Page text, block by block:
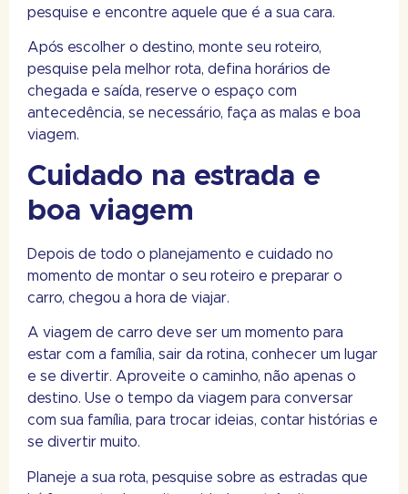
pesquise e encontre aquele que é a sua cara.
Após escolher o destino, monte seu roteiro,
pesquise pela melhor rota, defina horários de
chegada e saída, reserve o espaço com
antecedência, se necessário, faça as malas e boa
viagem.
Cuidado na estrada e
boa viagem
Depois de todo o planejamento e cuidado no
momento de montar o seu roteiro e preparar o
carro, chegou a hora de viajar.
A viagem de carro deve ser um momento para
estar com a família, sair da rotina, conhecer um lugar
e se divertir. Aproveite o caminho, não apenas o
destino. Use o tempo da viagem para conversar
com sua família, para trocar ideias, contar histórias e
se divertir muito.
Planeje a sua rota, pesquise sobre as estradas que